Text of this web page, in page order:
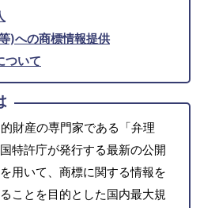
)への商標情報提供
ついて
財産の専門家である「弁理
特許庁が発行する最新の公開
用いて、商標に関する情報を
ことを目的とした国内最大規